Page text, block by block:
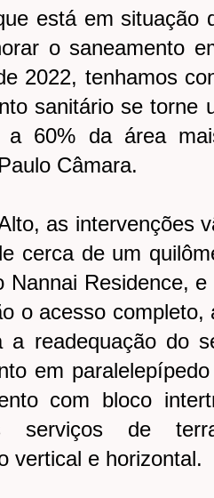
está em situação
o saneamento
2022, tenhamos
sanitário se torne
a 60% da área
Câmara.
as intervenções
cerca de um
Nannai Residence,
o acesso
a readequação do
em
com bloco
serviços de
vertical e horizontal.